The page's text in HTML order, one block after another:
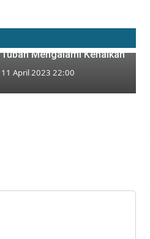
Tuban Mengalami Kenaikan
11 April 2023 22:00